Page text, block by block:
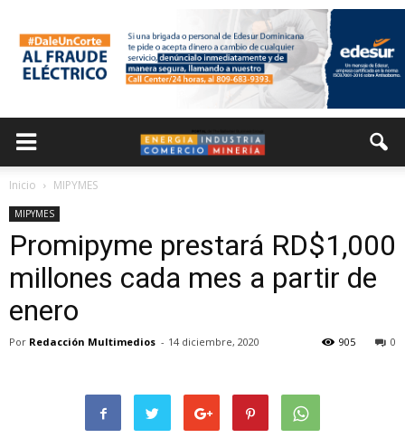
Inicio MIPYMES
MIPYMES
Promipyme prestará RD$1,000
millones cada mes a partir de
enero
Por Redacción Multimedios - 14 diciembre, 2020 0
905